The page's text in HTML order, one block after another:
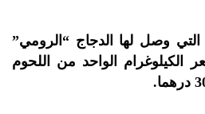
وصل لها الدجاج “الرومي”
الكيلوغرام الواحد من اللحوم